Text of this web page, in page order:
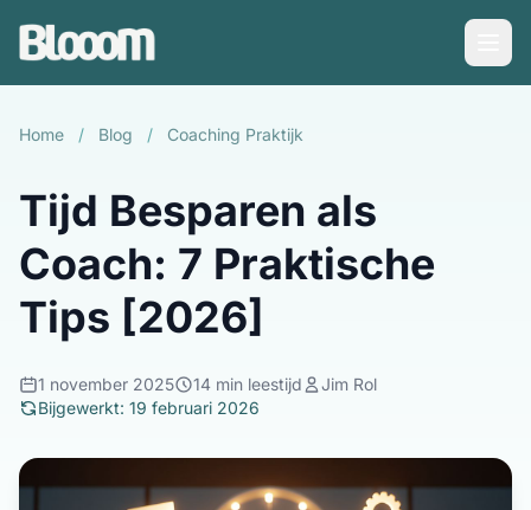
Home / Blog / Coaching Praktijk
Tijd Besparen als
Coach: 7 Praktische
Tips [2026]
1 november 2025 14 min leestijd
Jim Rol
Bijgewerkt: 19 februari 2026